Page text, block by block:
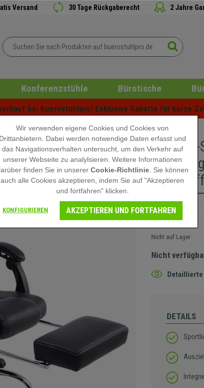
Versand 30 Tage Rückgaberecht 2 Jahre
Konferenzstühle Bürotische
bei buerostuhlpro! Exklusive Rabatte für kurze
Gaming-
169,90 €
Nicht auf Lager
Nicht
Detaillierte
DETAILS
Wir verwenden eigene Cookies und Cookies von
Drittanbietern. Dabei werden notwendige Daten erfasst und
das Navigationsverhalten untersucht, um den Verkehr auf
unserer Webseite zu analylsieren. Weitere Informationen
finden Sie in unserer Cookie-Richtlinie. Sie können
auch alle Cookies akzeptieren, indem Sie auf "Akzeptieren
und fortfahren" klicken.
KONFIGURIEREN AKZEPTIEREN UND FORTFAHREN